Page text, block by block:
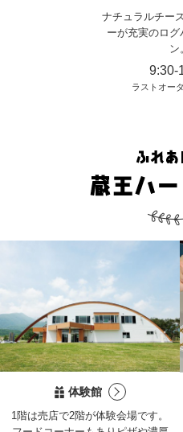
ナチュラルチー
ーが充実のログ
ン
9:30-
ラストオー
体験館
1階は売店で2階が体験会場です。